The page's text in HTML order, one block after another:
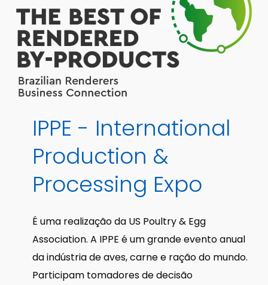
IPPE - International
Production &
Processing Expo
É uma realização da US Poultry & Egg
Association. A IPPE é um grande evento anual
da indústria de aves, carne e ração do mundo.
Participam tomadores de decisão